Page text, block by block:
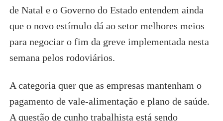
de Natal e o Governo do Estado entendem ainda
que o novo estímulo dá ao setor melhores meios
para negociar o fim da greve implementada nesta
semana pelos rodoviários.
A categoria quer que as empresas mantenham o
pagamento de vale-alimentação e plano de saúde.
A questão de cunho trabalhista está sendo